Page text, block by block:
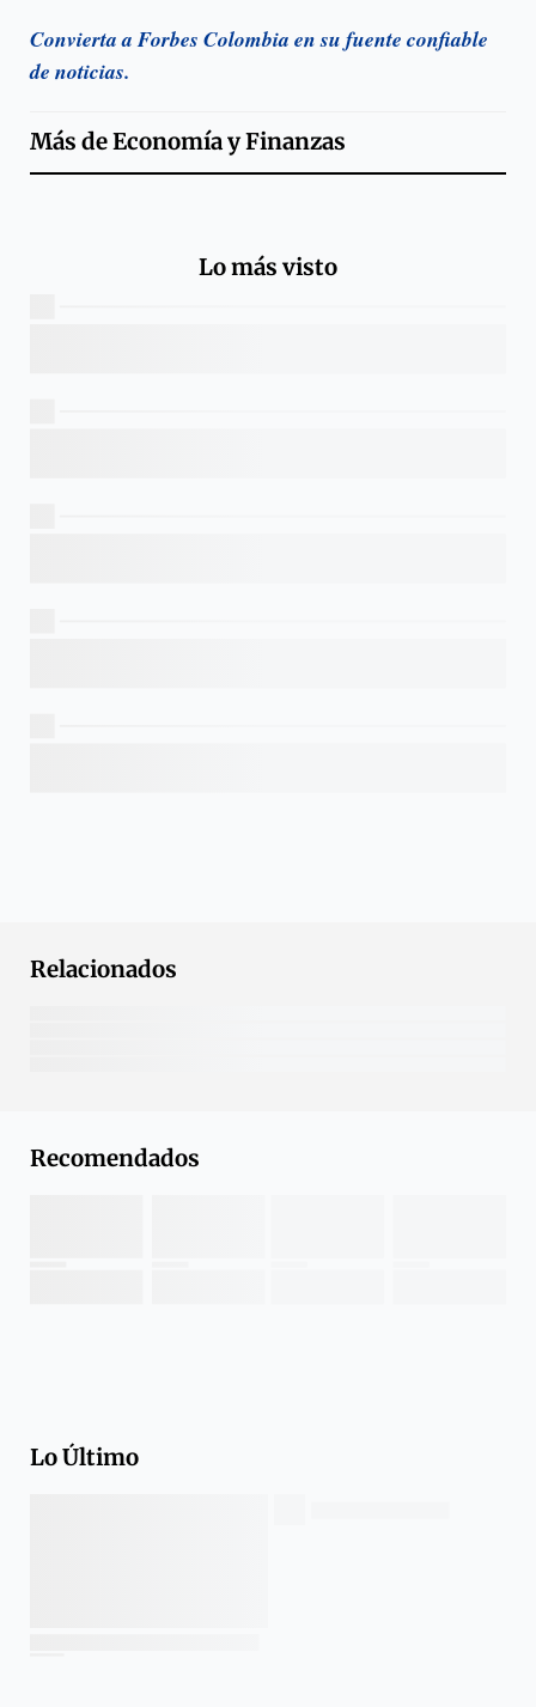
Convierta a Forbes Colombia en su fuente confiable
de noticias.
Más deEconomía y Finanzas
Lo más visto
Relacionados
Recomendados
Lo Último